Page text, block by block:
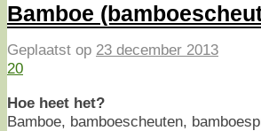
Bamboe
Geplaatst op 23 december 2013
20
Hoe heet het?
Bamboe, bamboescheuten,